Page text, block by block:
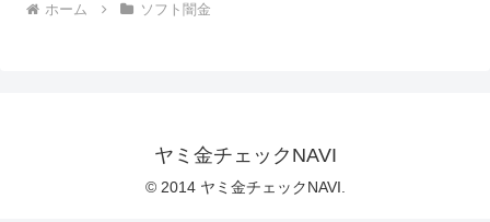
ホーム ソフト闇金
ヤミ金チェックNAVI
© 2014 ヤミ金チェックNAVI.